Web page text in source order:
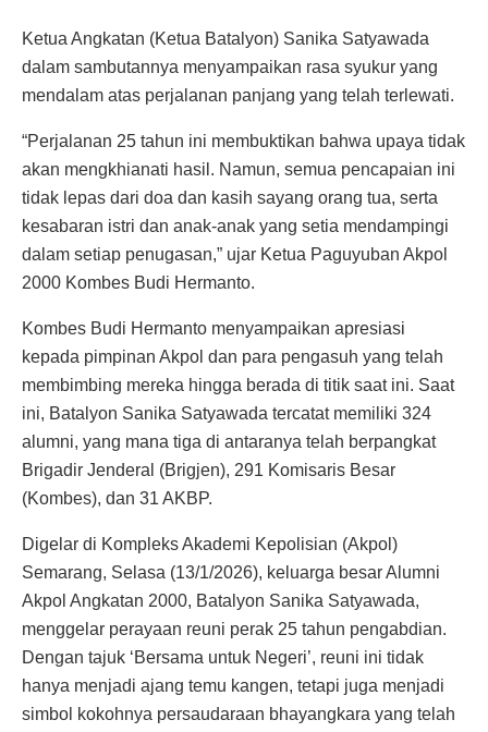
Ketua Angkatan (Ketua Batalyon) Sanika Satyawada
dalam sambutannya menyampaikan rasa syukur yang
mendalam atas perjalanan panjang yang telah terlewati.
“Perjalanan 25 tahun ini membuktikan bahwa upaya tidak
akan mengkhianati hasil. Namun, semua pencapaian ini
tidak lepas dari doa dan kasih sayang orang tua, serta
kesabaran istri dan anak-anak yang setia mendampingi
dalam setiap penugasan,” ujar Ketua Paguyuban Akpol
2000 Kombes Budi Hermanto.
Kombes Budi Hermanto menyampaikan apresiasi
kepada pimpinan Akpol dan para pengasuh yang telah
membimbing mereka hingga berada di titik saat ini. Saat
ini, Batalyon Sanika Satyawada tercatat memiliki 324
alumni, yang mana tiga di antaranya telah berpangkat
Brigadir Jenderal (Brigjen), 291 Komisaris Besar
(Kombes), dan 31 AKBP.
Digelar di Kompleks Akademi Kepolisian (Akpol)
Semarang, Selasa (13/1/2026), keluarga besar Alumni
Akpol Angkatan 2000, Batalyon Sanika Satyawada,
menggelar perayaan reuni perak 25 tahun pengabdian.
Dengan tajuk ‘Bersama untuk Negeri’, reuni ini tidak
hanya menjadi ajang temu kangen, tetapi juga menjadi
simbol kokohnya persaudaraan bhayangkara yang telah